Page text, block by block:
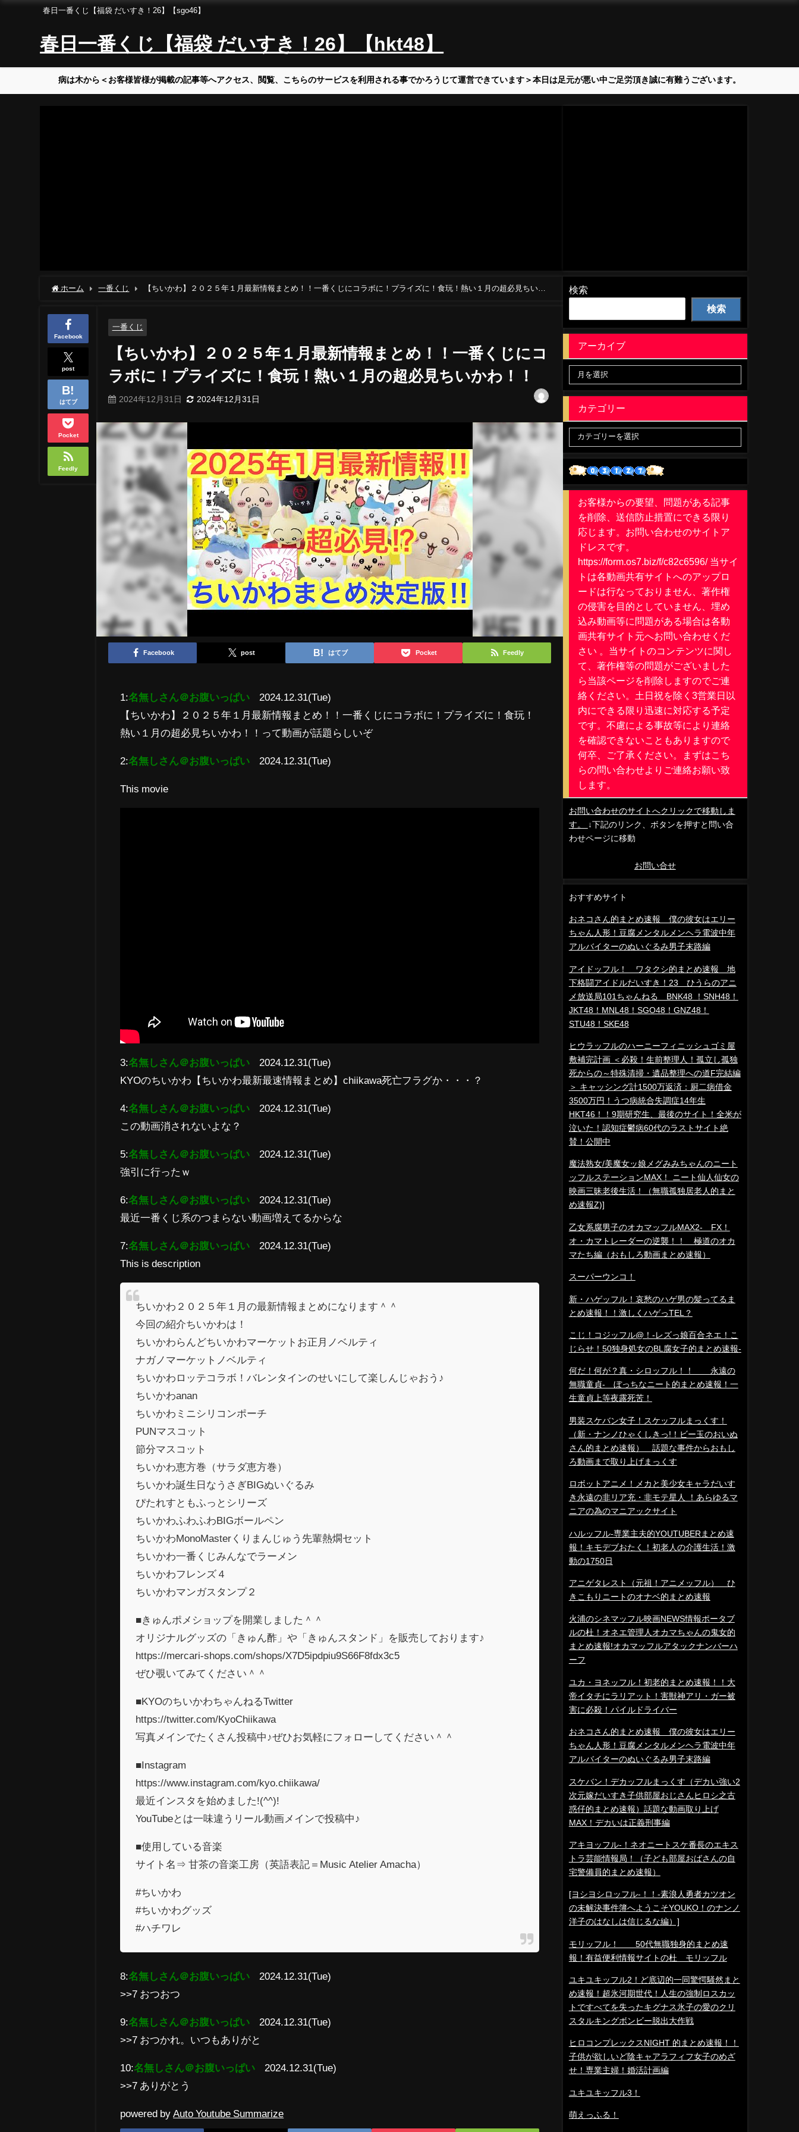
春日一番くじ【福袋 だいすき！26】【sgo46】
春日一番くじ【福袋 だいすき！26】【hkt48】
病は木から＜お客様皆様が掲載の記事等へアクセス、閲覧、こちらのサービスを利用される事でかろうじて運営できています＞本日は足元が悪い中ご足労頂き誠に有難うございます。
ホーム 一番くじ
【ちいかわ】２０２５年１月最新情報まとめ！！一番くじにコラボに！プライズに！食玩！熱い１月の超必見ちいか
Facebook
post
はてブ
Pocket
Feedly
一番くじ
【ちいかわ】２０２５年１月最新情報まとめ！！一番くじにコ
ラボに！プライズに！食玩！熱い１月の超必見ちいかわ！！
2024年12月31日 2024年12月31日
Facebook post はてブ Pocket Feedly
1:名無しさん＠お腹いっぱい
2024.12.31(Tue)
【ちいかわ】２０２５年１月最新情報まとめ！！一番くじにコラボに！プライズに！食玩！
熱い１月の超必見ちいかわ！！って動画が話題らしいぞ
2:名無しさん＠お腹いっぱい 2024.12.31(Tue)
This movie
3:名無しさん＠お腹いっぱい
2024.12.31(Tue)
KYOのちいかわ【ちいかわ最新最速情報まとめ】chiikawa死亡フラグか・・・？
4:名無しさん＠お腹いっぱい
2024.12.31(Tue)
この動画消されないよな？
5:名無しさん＠お腹いっぱい
2024.12.31(Tue)
強引に行ったｗ
6:名無しさん＠お腹いっぱい
2024.12.31(Tue)
最近一番くじ系のつまらない動画増えてるからな
7:名無しさん＠お腹いっぱい
2024.12.31(Tue)
This is description
ちいかわ２０２５年１月の最新情報まとめになります＾＾
今回の紹介ちいかわは！
ちいかわらんどちいかわマーケットお正月ノベルティ
ナガノマーケットノベルティ
ちいかわロッテコラボ！バレンタインのせいにして楽しんじゃおう♪
ちいかわanan
ちいかわミニシリコンポーチ
PUNマスコット
節分マスコット
ちいかわ恵方巻（サラダ恵方巻）
ちいかわ誕生日なうさぎBIGぬいぐるみ
ぴたれすともふっとシリーズ
ちいかわふわふわBIGボールペン
ちいかわMonoMasterくりまんじゅう先輩熱燗セット
ちいかわ一番くじみんなでラーメン
ちいかわフレンズ４
ちいかわマンガスタンプ２
■きゅんポメショップを開業しました＾＾
オリジナルグッズの「きゅん酢」や「きゅんスタンド」を販売しております♪
https://mercari-shops.com/shops/X7D5ipdpiu9S66F8fdx3c5
ぜひ覗いてみてください＾＾
■KYOのちいかわちゃんねるTwitter
https://twitter.com/KyoChiikawa
写真メインでたくさん投稿中♪ぜひお気軽にフォローしてください＾＾
■Instagram
https://www.instagram.com/kyo.chiikawa/
最近インスタを始めました!(^^)!
YouTubeとは一味違うリール動画メインで投稿中♪
■使用している音楽
サイト名⇒ 甘茶の音楽工房（英語表記＝Music Atelier Amacha）
#ちいかわ
#ちいかわグッズ
#ハチワレ
8:名無しさん＠お腹いっぱい
2024.12.31(Tue)
>>7 おつおつ
9:名無しさん＠お腹いっぱい
2024.12.31(Tue)
>>7 おつかれ。いつもありがと
10:名無しさん＠お腹いっぱい
2024.12.31(Tue)
>>7 ありがとう
powered by Auto Youtube Summarize
検索
検索
アーカイブ
カテゴリー
お客様からの要望、問題がある記事
を削除、送信防止措置にできる限り
応じます。お問い合わせのサイトア
ドレスです。
https://form.os7.biz/f/c82c6596/ 当サイ
トは各動画共有サイトへのアップロ
ードは行なっておりません、著作権
の侵害を目的としていません、埋め
込み動画等に問題がある場合は各動
画共有サイト元へお問い合わせくだ
さい 。当サイトのコンテンツに関し
て、著作権等の問題がございました
ら当該ページを削除しますのでご連
絡ください。土日祝を除く3営業日以
内にできる限り迅速に対応する予定
です。不慮による事故等により連絡
を確認できないこともありますので
何卒、ご了承ください。まずはこち
らの問い合わせよりご連絡お願い致
します。
お問い合わせのサイトへクリックで移動しま
す。
↓下記のリンク、ボタンを押すと問い合
わせページに移動
お問い合せ
おすすめサイト
おネコさん的まとめ速報 僕の彼女はエリー
ちゃん人形！豆腐メンタルメンヘラ電波中年
アルバイターのぬいぐるみ男子末路編
アイドッフル！ ワタクシ的まとめ速報 地
下格闘アイドルだいすき！23 ひうらのアニ
メ放送局101ちゃんねる BNK48 ！SNH48！
JKT48！MNL48！SGO48！GNZ48！
STU48！SKE48
ヒウラッフルのハーニーフィニッシュゴミ屋
敷補完計画 ＜必殺！生前整理人！孤立し孤独
死からの～特殊清掃・遺品整理への道F完結編
＞ キャッシング計1500万返済：厨二病借金
3500万円！うつ病統合失調症14年生
HKT46！！9期研究生、最後のサイト！全米が
泣いた！認知症鬱病60代のラストサイト絶
賛！公開中
魔法熟女/美魔女ッ娘メグみみちゃんのニート
ッフルステーションMAX！ ニート仙人仙女の
映画三昧老後生活！（無職孤独居老人的まと
め速報Z)]
乙女系腐男子のオカマッフルMAX2- FX！
オ・カマトレーダーの逆襲！！ 極道のオカ
マたち編（おもしろ動画まとめ速報）
スーパーウンコ！
新・ハゲッフル！哀愁のハゲ男の髪ってるま
とめ速報！！激しくハゲっTEL？
こじ！コジッフル@！-レズっ娘百合ネエ！こ
じらせ！50独身処女のBL腐女子的まとめ速報-
何だ！何が？真・シロッフル！！ 永遠の
無職童貞- ぼっちなニート的まとめ速報！一
生童貞上等夜露死苦！
男装スケバン女子！スケッフルまっくす！
（新・ナンノひゃくしきっ!！ビー玉のおいぬ
さん的まとめ速報） 話題な事件からおもし
ろ動画まで取り上げまっくす
ロボットアニメ！メカと美少女キャラだいす
き永遠の非リア充・非モテ星人 ！あらゆるマ
ニアの為のマニアックサイト
ハルッフル-専業主夫的YOUTUBERまとめ速
報！キモデブおたく！初老人の介護生活！激
動の1750日
アニゲタレスト（元祖！アニメッフル） ひ
きこもりニートのオナベ的まとめ速報
火浦のシネマッフル映画NEWS情報ポータブ
ルの杜！オネエ管理人オカマちゃんの鬼女的
まとめ速報!オカマッフルアタックナンバーハ
ーフ
ユカ・ヨネッフル！初老的まとめ速報！！大
帝イタチにラリアット！害獣神アリ・ガー被
害に必殺！パイルドライバー
おネコさん的まとめ速報 僕の彼女はエリー
ちゃん人形！豆腐メンタルメンヘラ電波中年
アルバイターのぬいぐるみ男子末路編
スケバン！デカッフルまっくす（デカい強い2
次元嫁だいすき子供部屋おじさんヒロシ之古
惑仔的まとめ速報）話題な動画取り上げ
MAX！デカいは正義刑事編
アキヨッフル-！ネオニートスケ番長のエキス
トラ芸能情報局！（子ども部屋おばさんの自
宅警備員的まとめ速報）
[ヨシヨシロッフル-！！-素浪人勇者カツオン
の未解決事件簿へようこそYOUKO！のナンノ
洋子のはなしは信じるな編）]
モリッフル！ 50代無職独身的まとめ速
報！有益便利情報サイトの杜 モリッフル
ユキユキッフル2！ど底辺的一同驚愕騒然まと
め速報！超氷河期世代！人生の強制ロスカッ
トですべてを失ったキグナス氷子の愛のクリ
スタルキングボンビー脱出大作戦
ヒロコンプレックスNIGHT 的まとめ速報！！
子供が欲しいど陰キャアラフィフ女子のめざ
せ！専業主婦！婚活計画編
ユキユキッフル3！
萌えっふる！